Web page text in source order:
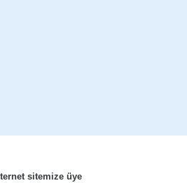
sitemize üye